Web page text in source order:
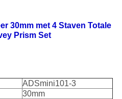
30mm met 4 Staven Totale
Prism Set
ADSmini101-3
30mm